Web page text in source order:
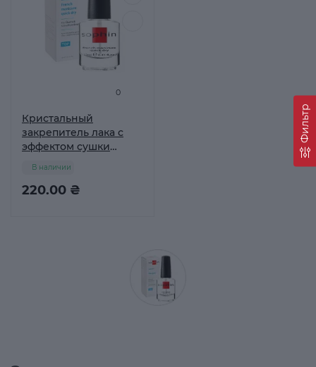
Фильтр
0
Кристальный
закрепитель лака с
эффектом сушки
220.00 ₴
В наличии